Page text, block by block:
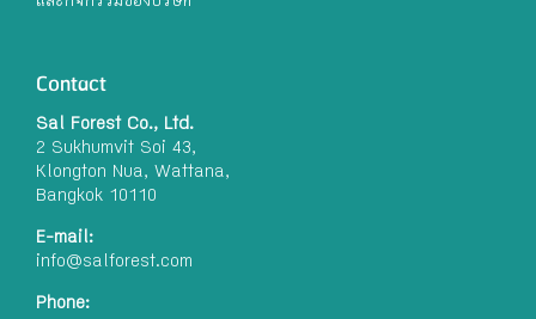
Contact
Sal Forest Co., Ltd.
2 Sukhumvit Soi 43,
Klongton Nua, Wattana,
Bangkok 10110
E-mail:
info@salforest.com
Phone: